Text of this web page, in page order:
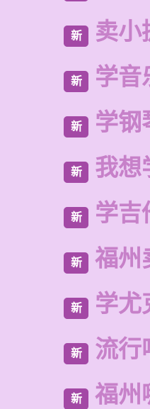
新 卖小
新 学音
新 学钢
新 我想
新 学吉
新 福州
新 学尤
新 流行
新 福州